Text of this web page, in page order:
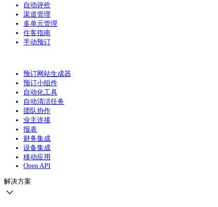
自动评价
渠道管理
多单元管理
住客指南
手动预订
预订网站生成器
预订小组件
自动化工具
自动清洁任务
团队协作
业主连接
报表
财务集成
设备集成
移动应用
Open API
解决方案